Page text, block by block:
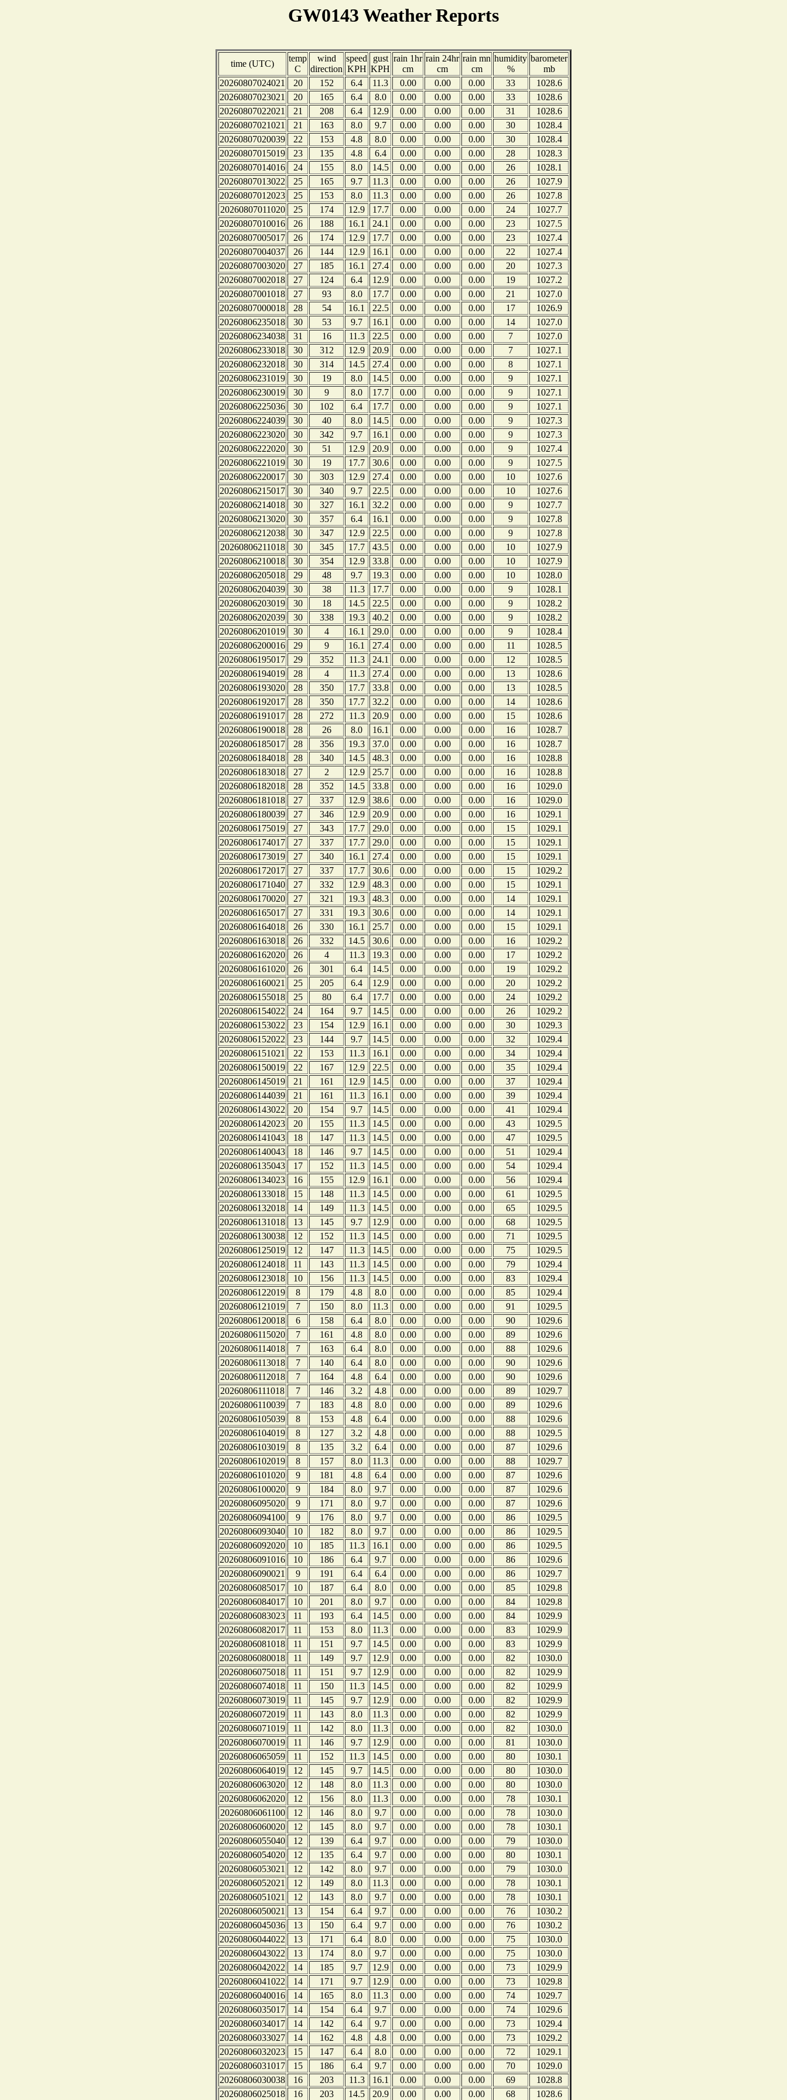
GW0143 Weather Reports
time (UTC)
temp
C
wind
direction
speed
KPH
gust
KPH
rain 1hr
cm
rain 24hr
cm
rain mn
cm
humidity
%
barometer
mb
20260807024021
20 152 6.4 11.3 0.00 0.00 0.00 33
1028.6
20260807023021
20 165 6.4 8.0 0.00 0.00 0.00 33
1028.6
20260807022021
21 208 6.4 12.9 0.00 0.00 0.00 31
1028.6
20260807021021
21 163 8.0 9.7 0.00 0.00 0.00 30
1028.4
20260807020039
22 153 4.8 8.0 0.00 0.00 0.00 30
1028.4
20260807015019
23 135 4.8 6.4 0.00 0.00 0.00 28
1028.3
20260807014016
24 155 8.0 14.5 0.00 0.00 0.00 26
1028.1
20260807013022
25 165 9.7 11.3 0.00 0.00 0.00 26
1027.9
20260807012023
25 153 8.0 11.3 0.00 0.00 0.00 26
1027.8
20260807011020
25 174 12.9 17.7 0.00 0.00 0.00 24
1027.7
20260807010016
26 188 16.1 24.1 0.00 0.00 0.00 23
1027.5
20260807005017
26 174 12.9 17.7 0.00 0.00 0.00 23
1027.4
20260807004037
26 144 12.9 16.1 0.00 0.00 0.00 22
1027.4
20260807003020
27 185 16.1 27.4 0.00 0.00 0.00 20
1027.3
20260807002018
27 124 6.4 12.9 0.00 0.00 0.00 19
1027.2
20260807001018
27 93 8.0 17.7 0.00 0.00 0.00 21
1027.0
20260807000018
28 54 16.1 22.5 0.00 0.00 0.00 17
1026.9
20260806235018
30 53 9.7 16.1 0.00 0.00 0.00 14
1027.0
20260806234038
31 16 11.3 22.5 0.00 0.00 0.00 7
1027.0
20260806233018
30 312 12.9 20.9 0.00 0.00 0.00 7
1027.1
20260806232018
30 314 14.5 27.4 0.00 0.00 0.00 8
1027.1
20260806231019
30 19 8.0 14.5 0.00 0.00 0.00 9
1027.1
20260806230019
30 9 8.0 17.7 0.00 0.00 0.00 9
1027.1
20260806225036
30 102 6.4 17.7 0.00 0.00 0.00 9
1027.1
20260806224039
30 40 8.0 14.5 0.00 0.00 0.00 9
1027.3
20260806223020
30 342 9.7 16.1 0.00 0.00 0.00 9
1027.3
20260806222020
30 51 12.9 20.9 0.00 0.00 0.00 9
1027.4
20260806221019
30 19 17.7 30.6 0.00 0.00 0.00 9
1027.5
20260806220017
30 303 12.9 27.4 0.00 0.00 0.00 10
1027.6
20260806215017
30 340 9.7 22.5 0.00 0.00 0.00 10
1027.6
20260806214018
30 327 16.1 32.2 0.00 0.00 0.00 9
1027.7
20260806213020
30 357 6.4 16.1 0.00 0.00 0.00 9
1027.8
20260806212038
30 347 12.9 22.5 0.00 0.00 0.00 9
1027.8
20260806211018
30 345 17.7 43.5 0.00 0.00 0.00 10
1027.9
20260806210018
30 354 12.9 33.8 0.00 0.00 0.00 10
1027.9
20260806205018
29 48 9.7 19.3 0.00 0.00 0.00 10
1028.0
20260806204039
30 38 11.3 17.7 0.00 0.00 0.00 9
1028.1
20260806203019
30 18 14.5 22.5 0.00 0.00 0.00 9
1028.2
20260806202039
30 338 19.3 40.2 0.00 0.00 0.00 9
1028.2
20260806201019
30 4 16.1 29.0 0.00 0.00 0.00 9
1028.4
20260806200016
29 9 16.1 27.4 0.00 0.00 0.00 11
1028.5
20260806195017
29 352 11.3 24.1 0.00 0.00 0.00 12
1028.5
20260806194019
28 4 11.3 27.4 0.00 0.00 0.00 13
1028.6
20260806193020
28 350 17.7 33.8 0.00 0.00 0.00 13
1028.5
20260806192017
28 350 17.7 32.2 0.00 0.00 0.00 14
1028.6
20260806191017
28 272 11.3 20.9 0.00 0.00 0.00 15
1028.6
20260806190018
28 26 8.0 16.1 0.00 0.00 0.00 16
1028.7
20260806185017
28 356 19.3 37.0 0.00 0.00 0.00 16
1028.7
20260806184018
28 340 14.5 48.3 0.00 0.00 0.00 16
1028.8
20260806183018
27 2 12.9 25.7 0.00 0.00 0.00 16
1028.8
20260806182018
28 352 14.5 33.8 0.00 0.00 0.00 16
1029.0
20260806181018
27 337 12.9 38.6 0.00 0.00 0.00 16
1029.0
20260806180039
27 346 12.9 20.9 0.00 0.00 0.00 16
1029.1
20260806175019
27 343 17.7 29.0 0.00 0.00 0.00 15
1029.1
20260806174017
27 337 17.7 29.0 0.00 0.00 0.00 15
1029.1
20260806173019
27 340 16.1 27.4 0.00 0.00 0.00 15
1029.1
20260806172017
27 337 17.7 30.6 0.00 0.00 0.00 15
1029.2
20260806171040
27 332 12.9 48.3 0.00 0.00 0.00 15
1029.1
20260806170020
27 321 19.3 48.3 0.00 0.00 0.00 14
1029.1
20260806165017
27 331 19.3 30.6 0.00 0.00 0.00 14
1029.1
20260806164018
26 330 16.1 25.7 0.00 0.00 0.00 15
1029.1
20260806163018
26 332 14.5 30.6 0.00 0.00 0.00 16
1029.2
20260806162020
26 4 11.3 19.3 0.00 0.00 0.00 17
1029.2
20260806161020
26 301 6.4 14.5 0.00 0.00 0.00 19
1029.2
20260806160021
25 205 6.4 12.9 0.00 0.00 0.00 20
1029.2
20260806155018
25 80 6.4 17.7 0.00 0.00 0.00 24
1029.2
20260806154022
24 164 9.7 14.5 0.00 0.00 0.00 26
1029.2
20260806153022
23 154 12.9 16.1 0.00 0.00 0.00 30
1029.3
20260806152022
23 144 9.7 14.5 0.00 0.00 0.00 32
1029.4
20260806151021
22 153 11.3 16.1 0.00 0.00 0.00 34
1029.4
20260806150019
22 167 12.9 22.5 0.00 0.00 0.00 35
1029.4
20260806145019
21 161 12.9 14.5 0.00 0.00 0.00 37
1029.4
20260806144039
21 161 11.3 16.1 0.00 0.00 0.00 39
1029.4
20260806143022
20 154 9.7 14.5 0.00 0.00 0.00 41
1029.4
20260806142023
20 155 11.3 14.5 0.00 0.00 0.00 43
1029.5
20260806141043
18 147 11.3 14.5 0.00 0.00 0.00 47
1029.5
20260806140043
18 146 9.7 14.5 0.00 0.00 0.00 51
1029.4
20260806135043
17 152 11.3 14.5 0.00 0.00 0.00 54
1029.4
20260806134023
16 155 12.9 16.1 0.00 0.00 0.00 56
1029.4
20260806133018
15 148 11.3 14.5 0.00 0.00 0.00 61
1029.5
20260806132018
14 149 11.3 14.5 0.00 0.00 0.00 65
1029.5
20260806131018
13 145 9.7 12.9 0.00 0.00 0.00 68
1029.5
20260806130038
12 152 11.3 14.5 0.00 0.00 0.00 71
1029.5
20260806125019
12 147 11.3 14.5 0.00 0.00 0.00 75
1029.5
20260806124018
11 143 11.3 14.5 0.00 0.00 0.00 79
1029.4
20260806123018
10 156 11.3 14.5 0.00 0.00 0.00 83
1029.4
20260806122019
8 179 4.8 8.0 0.00 0.00 0.00 85
1029.4
20260806121019
7 150 8.0 11.3 0.00 0.00 0.00 91
1029.5
20260806120018
6 158 6.4 8.0 0.00 0.00 0.00 90
1029.6
20260806115020
7 161 4.8 8.0 0.00 0.00 0.00 89
1029.6
20260806114018
7 163 6.4 8.0 0.00 0.00 0.00 88
1029.6
20260806113018
7 140 6.4 8.0 0.00 0.00 0.00 90
1029.6
20260806112018
7 164 4.8 6.4 0.00 0.00 0.00 90
1029.6
20260806111018
7 146 3.2 4.8 0.00 0.00 0.00 89
1029.7
20260806110039
7 183 4.8 8.0 0.00 0.00 0.00 89
1029.6
20260806105039
8 153 4.8 6.4 0.00 0.00 0.00 88
1029.6
20260806104019
8 127 3.2 4.8 0.00 0.00 0.00 88
1029.5
20260806103019
8 135 3.2 6.4 0.00 0.00 0.00 87
1029.6
20260806102019
8 157 8.0 11.3 0.00 0.00 0.00 88
1029.7
20260806101020
9 181 4.8 6.4 0.00 0.00 0.00 87
1029.6
20260806100020
9 184 8.0 9.7 0.00 0.00 0.00 87
1029.6
20260806095020
9 171 8.0 9.7 0.00 0.00 0.00 87
1029.6
20260806094100
9 176 8.0 9.7 0.00 0.00 0.00 86
1029.5
20260806093040
10 182 8.0 9.7 0.00 0.00 0.00 86
1029.5
20260806092020
10 185 11.3 16.1 0.00 0.00 0.00 86
1029.5
20260806091016
10 186 6.4 9.7 0.00 0.00 0.00 86
1029.6
20260806090021
9 191 6.4 6.4 0.00 0.00 0.00 86
1029.7
20260806085017
10 187 6.4 8.0 0.00 0.00 0.00 85
1029.8
20260806084017
10 201 8.0 9.7 0.00 0.00 0.00 84
1029.8
20260806083023
11 193 6.4 14.5 0.00 0.00 0.00 84
1029.9
20260806082017
11 153 8.0 11.3 0.00 0.00 0.00 83
1029.9
20260806081018
11 151 9.7 14.5 0.00 0.00 0.00 83
1029.9
20260806080018
11 149 9.7 12.9 0.00 0.00 0.00 82
1030.0
20260806075018
11 151 9.7 12.9 0.00 0.00 0.00 82
1029.9
20260806074018
11 150 11.3 14.5 0.00 0.00 0.00 82
1029.9
20260806073019
11 145 9.7 12.9 0.00 0.00 0.00 82
1029.9
20260806072019
11 143 8.0 11.3 0.00 0.00 0.00 82
1029.9
20260806071019
11 142 8.0 11.3 0.00 0.00 0.00 82
1030.0
20260806070019
11 146 9.7 12.9 0.00 0.00 0.00 81
1030.0
20260806065059
11 152 11.3 14.5 0.00 0.00 0.00 80
1030.1
20260806064019
12 145 9.7 14.5 0.00 0.00 0.00 80
1030.0
20260806063020
12 148 8.0 11.3 0.00 0.00 0.00 80
1030.0
20260806062020
12 156 8.0 11.3 0.00 0.00 0.00 78
1030.1
20260806061100
12 146 8.0 9.7 0.00 0.00 0.00 78
1030.0
20260806060020
12 145 8.0 9.7 0.00 0.00 0.00 78
1030.1
20260806055040
12 139 6.4 9.7 0.00 0.00 0.00 79
1030.0
20260806054020
12 135 6.4 9.7 0.00 0.00 0.00 80
1030.1
20260806053021
12 142 8.0 9.7 0.00 0.00 0.00 79
1030.0
20260806052021
12 149 8.0 11.3 0.00 0.00 0.00 78
1030.1
20260806051021
12 143 8.0 9.7 0.00 0.00 0.00 78
1030.1
20260806050021
13 154 6.4 9.7 0.00 0.00 0.00 76
1030.2
20260806045036
13 150 6.4 9.7 0.00 0.00 0.00 76
1030.2
20260806044022
13 171 6.4 8.0 0.00 0.00 0.00 75
1030.0
20260806043022
13 174 8.0 9.7 0.00 0.00 0.00 75
1030.0
20260806042022
14 185 9.7 12.9 0.00 0.00 0.00 73
1029.9
20260806041022
14 171 9.7 12.9 0.00 0.00 0.00 73
1029.8
20260806040016
14 165 8.0 11.3 0.00 0.00 0.00 74
1029.7
20260806035017
14 154 6.4 9.7 0.00 0.00 0.00 74
1029.6
20260806034017
14 142 6.4 9.7 0.00 0.00 0.00 73
1029.4
20260806033027
14 162 4.8 4.8 0.00 0.00 0.00 73
1029.2
20260806032023
15 147 6.4 8.0 0.00 0.00 0.00 72
1029.1
20260806031017
15 186 6.4 9.7 0.00 0.00 0.00 70
1029.0
20260806030038
16 203 11.3 16.1 0.00 0.00 0.00 69
1028.8
20260806025018
16 203 14.5 20.9 0.00 0.00 0.00 68 1028.6